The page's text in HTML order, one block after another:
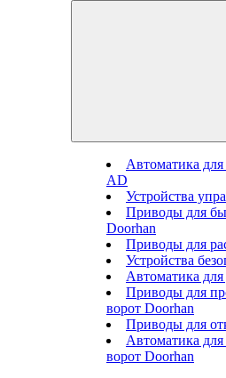
Автоматика
AD
Устройства
Приводы для
Doorhan
Приводы для
Устройства
Автоматика
Приводы для
ворот Doorhan
Приводы для
Автоматика
ворот Doorhan